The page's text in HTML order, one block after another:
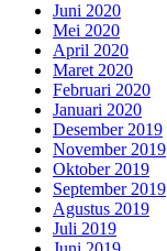
Juni 2020
Mei 2020
April 2020
Maret 2020
Februari 2020
Januari 2020
Desember 2019
November 2019
Oktober 2019
September 2019
Agustus 2019
Juli 2019